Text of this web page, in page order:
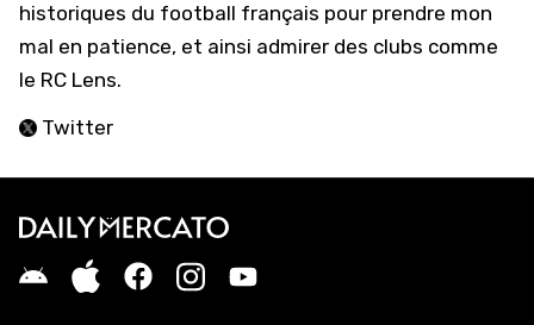
historiques du football français pour prendre mon
mal en patience, et ainsi admirer des clubs comme
le RC Lens.
Twitter